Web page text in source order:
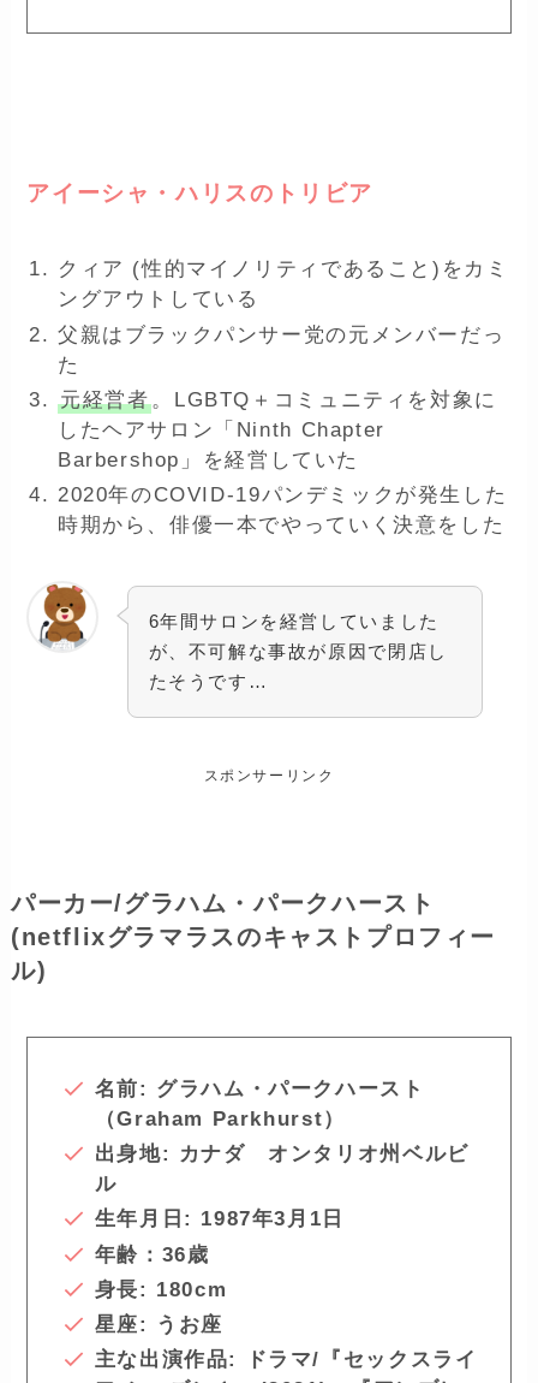
アイーシャ・ハリスのトリビア
クィア (性的マイノリティであること)をカミ
ングアウトしている
父親はブラックパンサー党の元メンバーだっ
た
元経営者。LGBTQ＋コミュニティを対象に
したヘアサロン「Ninth Chapter
Barbershop」を経営していた
2020年のCOVID-19パンデミックが発生した
時期から、俳優一本でやっていく決意をした
6年間サロンを経営していました
が、不可解な事故が原因で閉店し
たそうです…
スポンサーリンク
パーカー/グラハム・パークハースト
(netflixグラマラスのキャストプロフィー
ル)
名前: グラハム・パークハースト
（Graham Parkhurst）
出身地:
カナダ オンタリオ州ベルビ
ル
生年月日: 1987年3月1日
年齢：36歳
身長: 180cm
星座: うお座
主な出演作品: ドラマ/『セックスライ